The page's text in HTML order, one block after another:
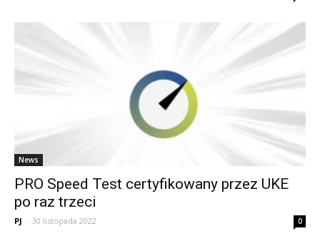
News
PRO Speed Test certyfikowany przez UKE
po raz trzeci
PJ - 30 listopada 2022 0